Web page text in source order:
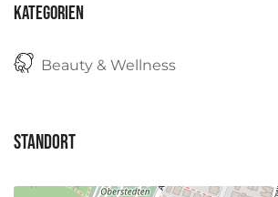
Kategorien
Beauty & Wellness
Standort